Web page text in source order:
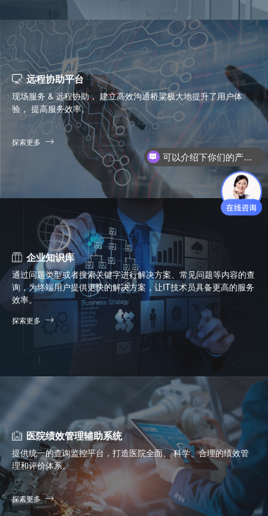
远程协助平台
现场服务 & 远程协助， 建立高效沟通桥粱极大地提升了用户体
验， 提高服务效率。
探索更多
企业知识库
通过问题类型或者搜索关键字进行解决方案、常见问题等内容的查
询，为终端用户提供更快的解决方案，让IT技术员具备更高的服务
效率。
探索更多
医院绩效管理辅助系统
提供统一的查询监控平台，打造医院全面、 科学、合理的绩效管
理和评价体系。
探索更多
你们是怎么收费的呢？